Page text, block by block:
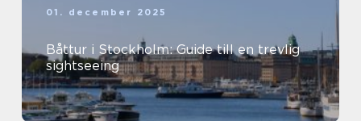
01. december 2025
Båttur i Stockholm: Guide till en trevlig
sightseeing